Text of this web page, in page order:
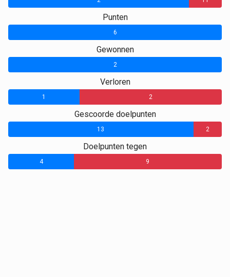
Punten
6
Gewonnen
2
Verloren
1 2
Gescoorde doelpunten
13 2
Doelpunten tegen
4 9